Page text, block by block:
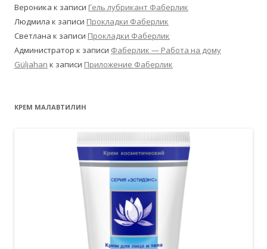
Вероника к записи Гель лубрикант Фаберлик
Людмила к записи Прокладки Фаберлик
Светлана к записи Прокладки Фаберлик
Администратор к записи Фаберлик — Работа на дому
Güljahan к записи Приложение Фаберлик
КРЕМ МАЛАВТИЛИН